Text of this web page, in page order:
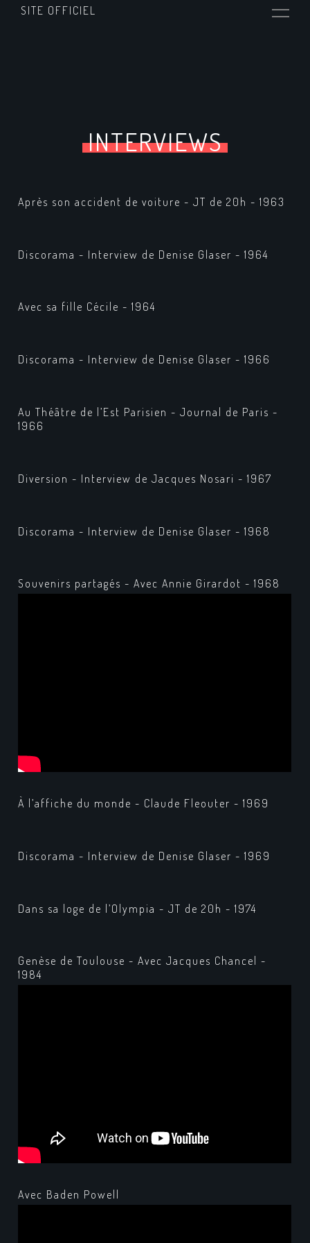
SITE OFFICIEL
INTERVIEWS
Après son accident de voiture - JT de 20h - 1963
Discorama - Interview de Denise Glaser - 1964
Avec sa fille Cécile - 1964
Discorama - Interview de Denise Glaser - 1966
Au Théâtre de l’Est Parisien - Journal de Paris -
1966
Diversion - Interview de Jacques Nosari - 1967
Discorama - Interview de Denise Glaser - 1968
Souvenirs partagés - Avec Annie Girardot - 1968
À l’affiche du monde - Claude Fleouter - 1969
Discorama - Interview de Denise Glaser - 1969
Dans sa loge de l’Olympia - JT de 20h - 1974
Genèse de Toulouse - Avec Jacques Chancel -
1984
Avec Baden Powell